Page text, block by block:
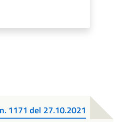
1171 del 27.10.2021